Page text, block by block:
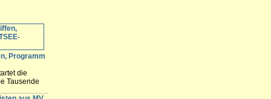
Programm
die
Tausende
und